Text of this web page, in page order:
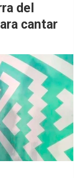
del
cantar